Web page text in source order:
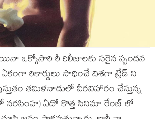
ఒక్కోసారి రీ రిలీజులకు సరైన స్పందన
రికార్డులు సాధించే దిశగా ట్రేడ్ ని
తమిళనాడులో వీరవిహారం చేస్తున్న
నరసింహ) ఏదో కొత్త సినిమా రేంజ్ లో